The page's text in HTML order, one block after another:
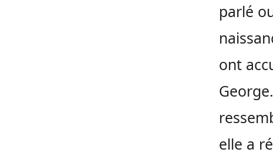
parlé
ont
elle a